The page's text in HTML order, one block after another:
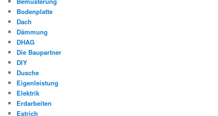
Bodenplatte
Dach
Dämmung
DHAG
Die Baupartner
DIY
Dusche
Eigenleistung
Elektrik
Erdarbeiten
Estrich